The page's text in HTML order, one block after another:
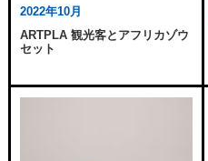
2022年10月
ARTPLA 観光客とアフリカゾウ
セット